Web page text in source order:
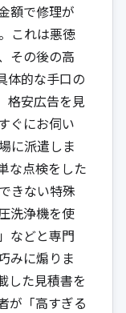
額で修理が
これは悪徳
その後の高
体的な手口の
格安広告を見
ぐにお伺い
に派遣しま
な点検をした
きない特殊
洗浄機を使
などと専門
みに煽りま
した見積書を
が「高すぎる